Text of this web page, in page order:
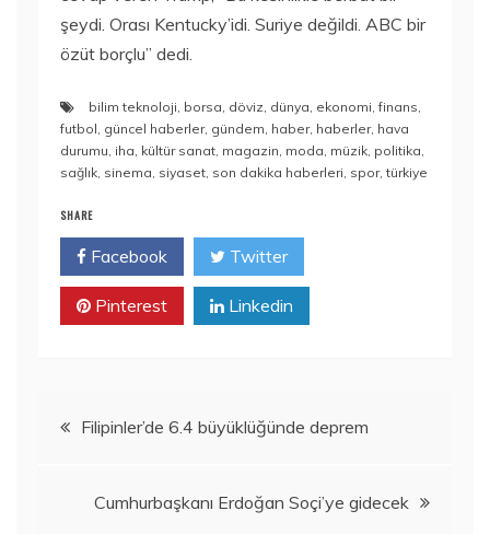
şeydi. Orası Kentucky’idi. Suriye değildi. ABC bir
özüt borçlu” dedi.
bilim teknoloji, borsa, döviz, dünya, ekonomi,finans,
futbol, güncel haberler, gündem, haber, haberler, hava
durumu, iha, kültür sanat, magazin, moda, müzik, politika,
sağlık, sinema, siyaset, son dakika haberleri, spor,türkiye
SHARE
Facebook Twitter
Pinterest Linkedin
YazıFilipinler’de 6.4 büyüklüğünde deprem
Cumhurbaşkanı Erdoğan Soçi’ye gidecek